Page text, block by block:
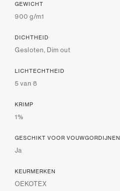
GEWICHT
900 g/m1
DICHTHEID
Gesloten, Dim out
LICHTECHTHEID
5 van 8
KRIMP
1%
GESCHIKT VOOR VOUWGORDIJNEN
Ja
KEURMERKEN
OEKOTEX